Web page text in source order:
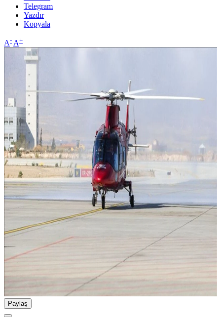
Telegram
Yazdır
Kopyala
A- A+
Paylaş